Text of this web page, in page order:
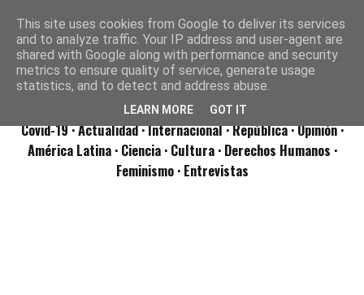
Covid-19· Actualidad· Internacional· República· Opinión·
América Latina · Ciencia · Cultura · Derechos Humanos ·
Feminismo · Entrevistas
This site uses cookies from Google to deliver its services
and to analyze traffic. Your IP address and user-agent are
shared with Google along with performance and security
metrics to ensure quality of service, generate usage
statistics, and to detect and address abuse.
LEARN MORE GOT IT